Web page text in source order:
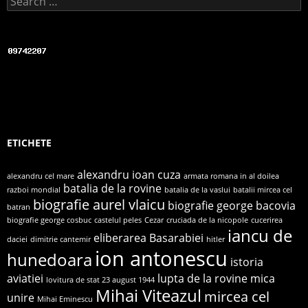
ETICHETE
alexandru cel mare alexandru ioan cuza armata romana in al doilea
razboi mondial batalia de la rovine batalia de la vaslui batalii mircea cel
batran biografie aurel vlaicu biografie george bacovia
biografie george cosbuc castelul peles Cezar cruciada de la nicopole cucerirea
daciei dimitrie cantemir eliberarea Basarabiei hitler iancu de
hunedoara ion antonescu istoria
aviatiei lovitura de stat 23 august 1944 lupta de la rovine mica
unire Mihai Eminescu Mihai Viteazul mircea cel